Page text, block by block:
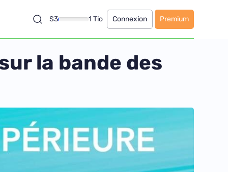
S3 1 Tio Connexion Premium
la bande des